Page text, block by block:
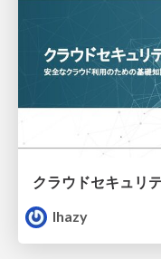
lhazy